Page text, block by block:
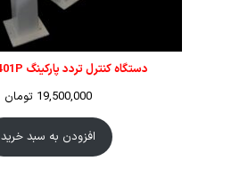
دستگاه کنترل تردد پارکینگ SH401P با پایه
19,500,000 تومان
افزودن به سبد خرید